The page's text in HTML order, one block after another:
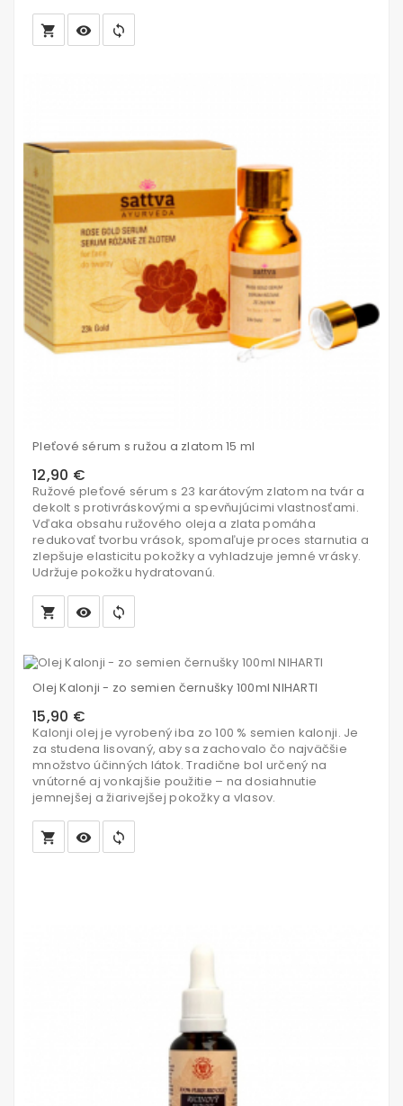
local_grocery_store visibility sync
Pleťové sérum s ružou a zlatom 15 ml
12,90 €
Ružové pleťové sérum s 23 karátovým zlatom na tvár a
dekolt s protivráskovými a spevňujúcimi vlastnosťami.
Vďaka obsahu ružového oleja a zlata pomáha
redukovať tvorbu vrások, spomaľuje proces starnutia a
zlepšuje elasticitu pokožky a vyhladzuje jemné vrásky.
Udržuje pokožku hydratovanú.
local_grocery_store
do
košíka
visibility sync
Olej Kalonji - zo semien černušky 100ml NIHARTI
15,90 €
Kalonji olej je vyrobený iba zo 100 % semien kalonji. Je
za studena lisovaný, aby sa zachovalo čo najväčšie
množstvo účinných látok. Tradične bol určený na
vnútorné aj vonkajšie použitie – na dosiahnutie
jemnejšej a žiarivejšej pokožky a vlasov.
local_grocery_store visibility sync